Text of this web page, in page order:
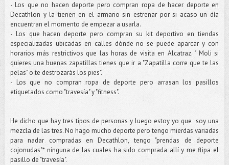
- Los que no hacen deporte pero compran ropa de hacer deporte en
Decathlon y la tienen en el armario sin estrenar por si acaso un día
encuentran el momento de empezar a usarla.
- Los que hacen deporte pero compran su kit deportivo en tiendas
especializadas ubicadas en calles dónde no se puede aparcar y con
horarios más restrictivos que las horas de visita en Alcatraz. " Moli si
quieres una buenas zapatillas tienes que ir a "Zapatilla corre que te las
pelas" o te destrozarás los pies".
- Los que no compran ropa de deporte pero arrasan los pasillos
etiquetados como "travesía" y "fitness".
He dicho que hay tres tipos de personas y luego estoy yo que soy una
mezcla de las tres. No hago mucho deporte pero tengo mierdas variadas
para nadar compradas en Decathlon, tengo "prendas de deporte
cojonudas"* ninguna de las cuales ha sido comprada allí y me flipa el
pasillo de "travesía".